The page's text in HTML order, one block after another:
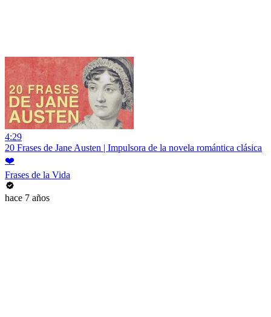
4:29
20 Frases de Jane Austen | Impulsora de la novela romántica clásica
❤️
Frases de la Vida
hace 7 años